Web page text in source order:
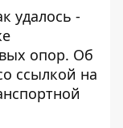
удалось -
опор. Об
ссылкой на